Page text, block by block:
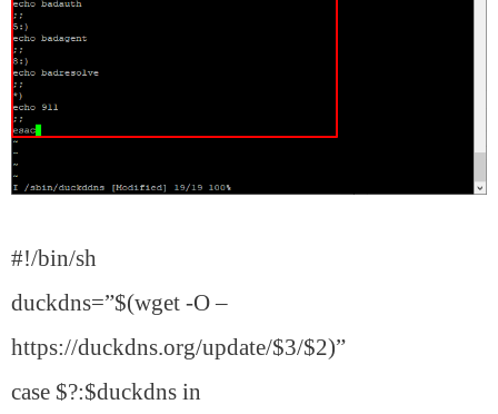
#!/bin/sh
duckdns=”$(wget -O –
https://duckdns.org/update/$3/$2)”
case $?:$duckdns in